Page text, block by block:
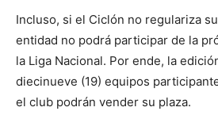
Incluso, si el Ciclón no regulariza
entidad no podrá participar de la
la Liga Nacional. Por ende, la
diecinueve (19) equipos
el club podrán vender su plaza.